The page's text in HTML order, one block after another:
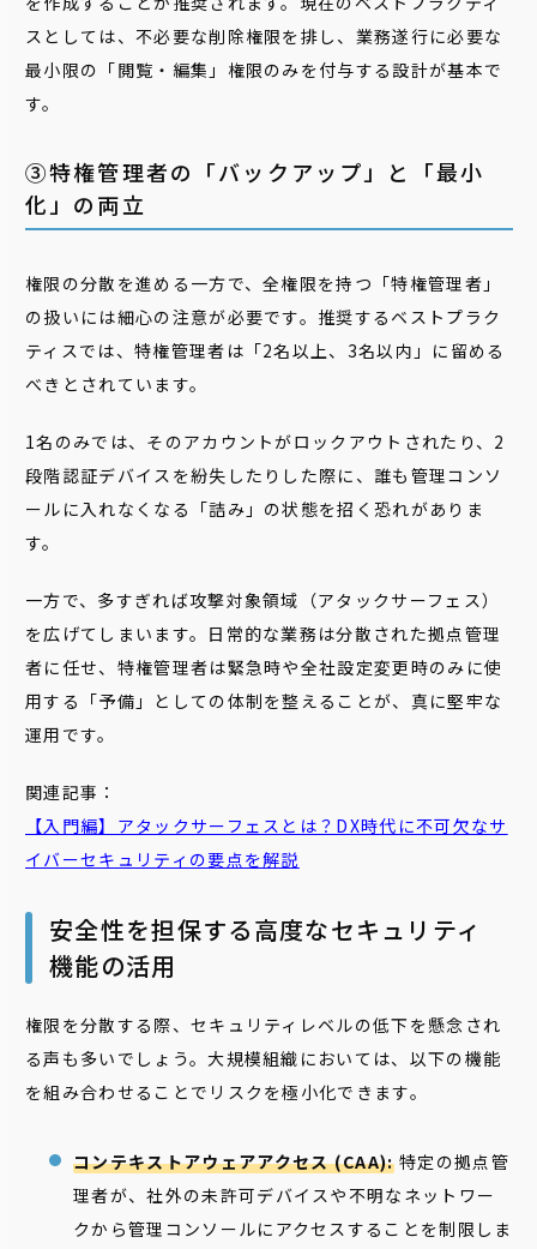
スとしては、不必要な削除権限を排し、業務遂行に必要な
最小限の「閲覧・編集」権限のみを付与する設計が基本で
す。
③特権管理者の「バックアップ」と「最小
化」の両立
権限の分散を進める一方で、全権限を持つ「特権管理者」
の扱いには細心の注意が必要です。推奨するベストプラク
ティスでは、特権管理者は「2名以上、3名以内」に留める
べきとされています。
1名のみでは、そのアカウントがロックアウトされたり、2
段階認証デバイスを紛失したりした際に、誰も管理コンソ
ールに入れなくなる「詰み」の状態を招く恐れがありま
す。
一方で、多すぎれば攻撃対象領域（アタックサーフェス）
を広げてしまいます。日常的な業務は分散された拠点管理
者に任せ、特権管理者は緊急時や全社設定変更時のみに使
用する「予備」としての体制を整えることが、真に堅牢な
運用です。
関連記事：
【入門編】アタックサーフェスとは？DX時代に不可欠なサ
イバーセキュリティの要点を解説
安全性を担保する高度なセキュリティ
機能の活用
権限を分散する際、セキュリティレベルの低下を懸念され
る声も多いでしょう。大規模組織においては、以下の機能
を組み合わせることでリスクを極小化できます。
コンテキストアウェアアクセス (CAA):特定の拠点管
理者が、社外の未許可デバイスや不明なネットワー
クから管理コンソールにアクセスすることを制限しま